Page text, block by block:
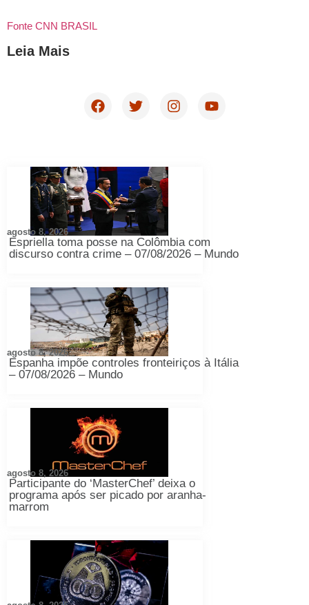
Fonte CNN BRASIL
Leia Mais
Espriella toma posse na Colômbia com
discurso contra crime – 07/08/2026 – Mundo
agosto 8, 2026
Espanha impõe controles fronteiriços à Itália
– 07/08/2026 – Mundo
agosto 8, 2026
Participante do ‘MasterChef’ deixa o
programa após ser picado por aranha-
marrom
agosto 8, 2026